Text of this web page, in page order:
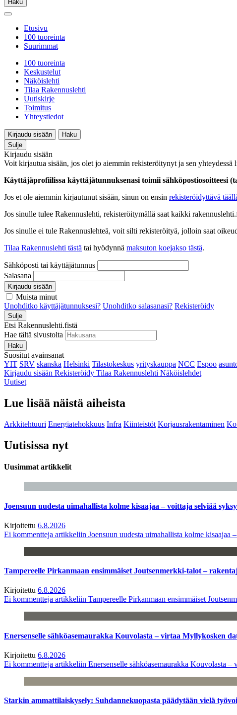
Haku
Etusivu
100 tuoreinta
Suurimmat
100 tuoreinta
Keskustelut
Näköislehti
Tilaa Rakennuslehti
Uutiskirje
Toimitus
Yhteystiedot
Kirjaudu sisään
Haku
Sulje
Kirjaudu sisään
Voit kirjautua sisään, jos olet jo aiemmin rekisteröitynyt ja sen
Käyttäjäprofiilissa käyttäjätunnuksenasi toimii sähköpostiosoitteesi
Jos et ole aiemmin kirjautunut sisään, sinun on ensin rekisteröidyttävä
Jos sinulle tulee Rakennuslehti, rekisteröitymällä saat kaikki
Jos sinulle ei tule Rakennuslehteä, voit silti rekisteröityä, jolloin saat
Tilaa Rakennuslehti tästä tai hyödynnä maksuton koejakso tästä.
Sähköposti tai käyttäjätunnus
Salasana
Kirjaudu sisään
Muista minut
Unohditko käyttäjätunnuksesi? Unohditko salasanasi? Rekisteröidy
Sulje
Etsi Rakennuslehti.fistä
Hae tältä sivustolta
Haku
Suositut avainsanat
YIT SRV skanska Helsinki Tilastokeskus yrityskauppa NCC Espoo
Kirjaudu sisään Rekisteröidy Tilaa Rakennuslehti Näköislehdet
Uutiset
Lue lisää näistä aiheista
Arkkitehtuuri Energiatehokkuus Infra Kiinteistöt Korjausrakentaminen
Uutisissa nyt
Uusimmat artikkelit
Joensuun uudesta uimahallista kolme kisaajaa – voittaja selviää
Kirjoitettu 6.8.2026
Ei kommentteja artikkeliin Joensuun uudesta uimahallista kolme kisaajaa
Tampereelle Pirkanmaan ensimmäiset Joutsenmerkki-talot –
Kirjoitettu 6.8.2026
Ei kommentteja artikkeliin Tampereelle Pirkanmaan ensimmäiset
Enersenselle sähköasemaurakka Kouvolasta – virtaa Myllykosken
Kirjoitettu 6.8.2026
Ei kommentteja artikkeliin Enersenselle sähköasemaurakka Kouvolasta
Starkin ammattilaiskysely: Suhdannekuopasta päädytään vielä